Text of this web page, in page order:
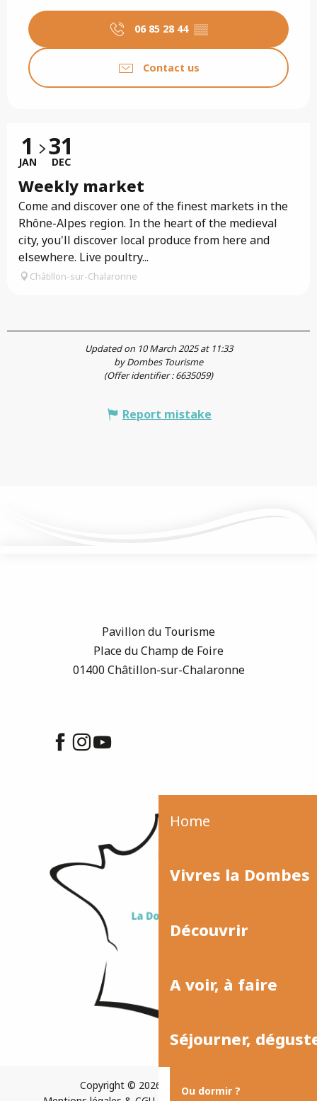
Home
Vivres la Dombes
Découvrir
A voir, à faire
Séjourner,
Ou dormir ?
06 85 28 44 ▒▒
Contact us
1
JAN
31
DEC
Weekly market
Come and discover one of the finest markets in the
Rhône-Alpes region. In the heart of the medieval
city, you'll discover local produce from here and
elsewhere. Live poultry...
Châtillon-sur-Chalaronne
Updated on 10 March 2025 at 11:33
by Dombes Tourisme
(Offer identifier :6635059)
Report mistake
Pavillon du Tourisme
Place du Champ de Foire
01400 Châtillon-sur-Chalaronne
Copyright © 2026
Plan du site